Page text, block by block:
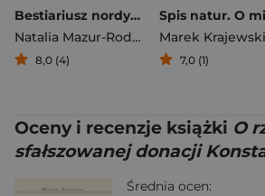
Bestiariusz nordycki
Natalia Mazur-Rodak
8,0 (4)
Marek Krajewski
7,0 (1)
Oceny i recenzje książki O
sfałszowanej donacji
Średnia ocen: